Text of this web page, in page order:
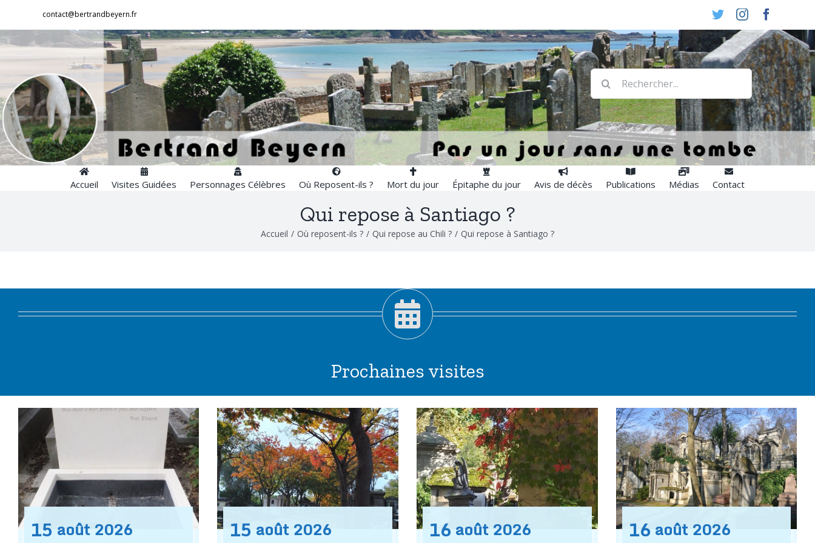
contenu
contact@bertrandbeyern.fr TwitterInstagram
Rechercher:
Accueil Visites Guidées Personnages Célèbres Où Reposent-ils ? Mort du jour Épitaphe du jour Avis de décès Publications Médias Contact
Qui repose à Santiago ?
Accueil / Où reposent-ils ? / Qui repose au Chili ? / Qui repose à Santiago ?
Prochaines visites
15 août 2026 15 août 2026 16 août 2026 16 août 2026